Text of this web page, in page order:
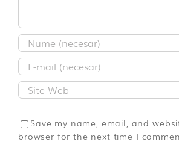
Save my name, email, and
browser for the next time I